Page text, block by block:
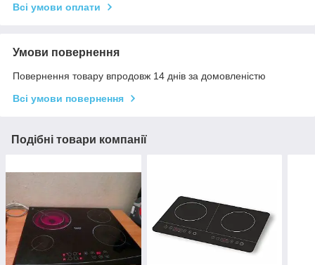
Всі умови оплати
Умови повернення
Повернення товару впродовж 14 днів за домовленістю
Всі умови повернення
Подібні товари компанії